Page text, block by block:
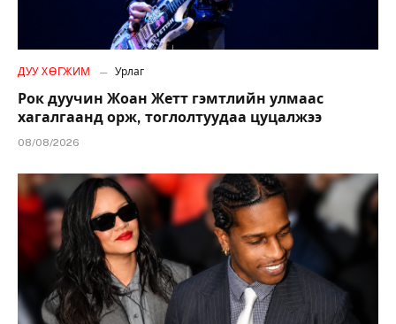
ДУУ ХӨГЖИМ Урлаг
Рок дуучин Жоан Жетт гэмтлийн улмаас
хагалгаанд орж, тоглолтуудаа цуцалжээ
08/08/2026